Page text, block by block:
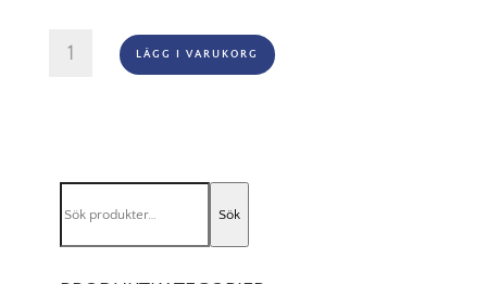
Black
LÄGG I VARUKORG
efter:
Sök